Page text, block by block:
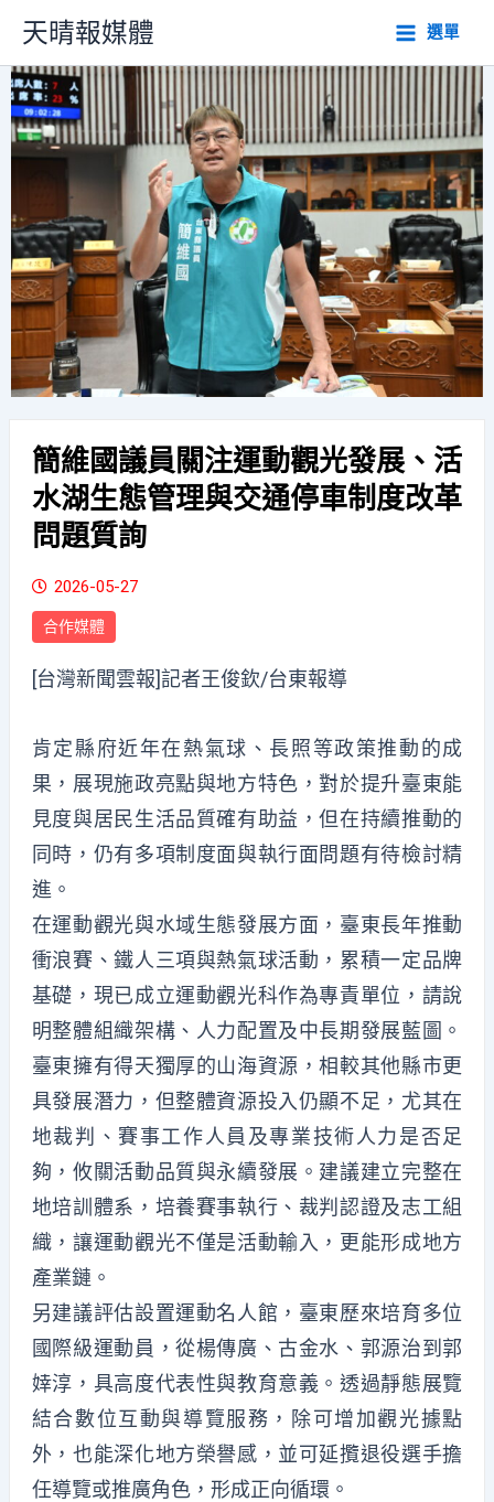
主
要
內
容
天晴報媒體 選單
簡維國議員關注運動觀光發展、活
水湖生態管理與交通停車制度改革
問題質詢
2026-05-27
合作媒體
[台灣新聞雲報]記者王俊欽/台東報導
肯定縣府近年在熱氣球、長照等政策推動的成
果，展現施政亮點與地方特色，對於提升臺東能
見度與居民生活品質確有助益，但在持續推動的
同時，仍有多項制度面與執行面問題有待檢討精
進。
在運動觀光與水域生態發展方面，臺東長年推動
衝浪賽、鐵人三項與熱氣球活動，累積一定品牌
基礎，現已成立運動觀光科作為專責單位，請說
明整體組織架構、人力配置及中長期發展藍圖。
臺東擁有得天獨厚的山海資源，相較其他縣市更
具發展潛力，但整體資源投入仍顯不足，尤其在
地裁判、賽事工作人員及專業技術人力是否足
夠，攸關活動品質與永續發展。建議建立完整在
地培訓體系，培養賽事執行、裁判認證及志工組
織，讓運動觀光不僅是活動輸入，更能形成地方
產業鏈。
另建議評估設置運動名人館，臺東歷來培育多位
國際級運動員，從楊傳廣、古金水、郭源治到郭
婞淳，具高度代表性與教育意義。透過靜態展覽
結合數位互動與導覽服務，除可增加觀光據點
外，也能深化地方榮譽感，並可延攬退役選手擔
任導覽或推廣角色，形成正向循環。